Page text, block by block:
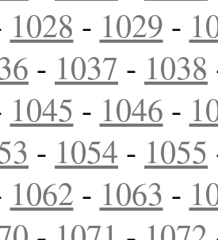
1028 - 1029 -
- 1037 - 1038
1045 - 1046 -
- 1054 - 1055
1062 - 1063 -